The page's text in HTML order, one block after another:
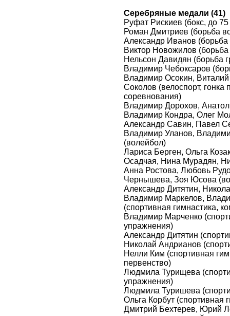
Серебряные медали (41)
Руфат Рискиев (бокс, до 75
Роман Дмитриев (борьба
Александр Иванов (борьба
Виктор Новожилов (борьба
Нельсон Давидян (борьба
Владимир Чебоксаров
Владимир Осокин,
Соколов (велоспорт,
соревнования)
Владимир Дорохов,
Владимир Кондра, Олег
Александр Савин, Павел
Владимир Уланов,
(волейбол)
Лариса Берген, Ольга
Осадчая, Нина Мурадян,
Анна Ростова, Любовь
Чернышева, Зоя Юсова
Александр Дитятин,
Владимир Маркелов,
(спортивная гимнастика,
Владимир Марченко
упражнения)
Александр Дитятин
Николай Андрианов
Нелли Ким (спортивная
первенство)
Людмила Турищева
упражнения)
Людмила Туришева
Ольга Корбут (спортивная
Дмитрий Бехтерев, Юрий